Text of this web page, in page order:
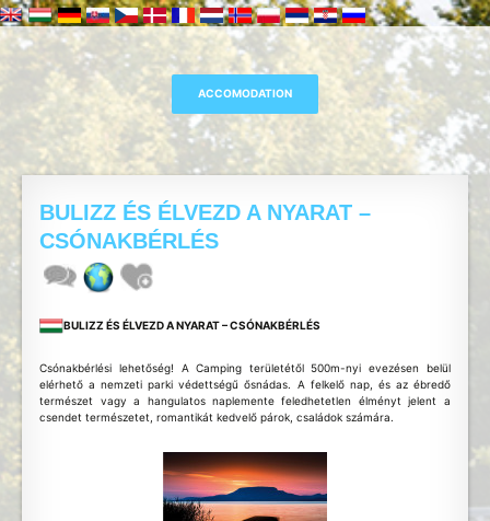
BULIZZ ÉS ÉLVEZD A NYARAT –
CSÓNAKBÉRLÉS
BULIZZ ÉS ÉLVEZD A NYARAT – CSÓNAKBÉRLÉS
Csónakbérlési lehetőség! A Camping területétől 500m-nyi evezésen belül
elérhető a nemzeti parki védettségű ősnádas. A felkelő nap, és az ébredő
természet vagy a hangulatos naplemente feledhetetlen élményt jelent a
csendet természetet, romantikát kedvelő párok, családok számára.